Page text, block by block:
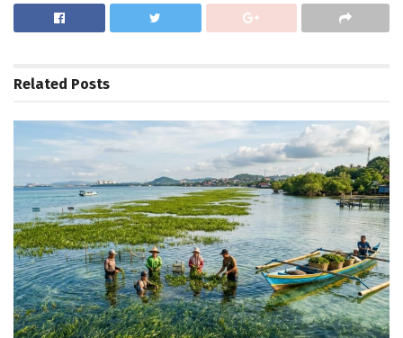
Related Posts